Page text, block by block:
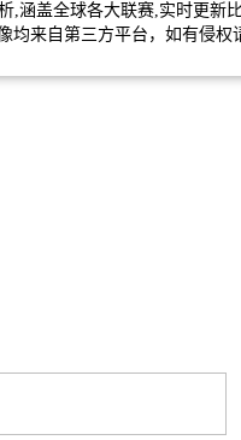
,涵盖全球各大联赛,实时更新
均来自第三方平台，如有侵权